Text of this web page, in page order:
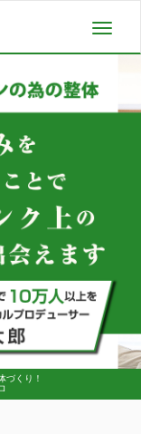
づくり！